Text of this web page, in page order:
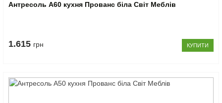
Антресоль А60 кухня Прованс біла Світ Меблів
1.615 грн КУПИТИ